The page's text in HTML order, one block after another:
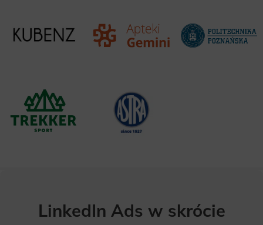
LinkedIn Ads w skrócie